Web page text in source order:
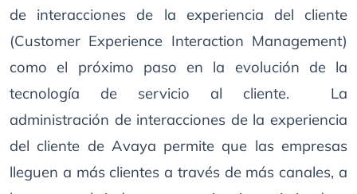
de interacciones de la experiencia del cliente
(Customer Experience Interaction Management)
como el próximo paso en la evolución de la
tecnología de servicio al cliente. La
administración de interacciones de la experiencia
del cliente de Avaya permite que las empresas
lleguen a más clientes a través de más canales, a